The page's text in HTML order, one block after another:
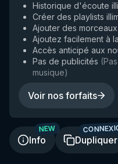
Historique d'écoute
Créer des playlists
Ajouter des
Ajoutez facilement à
Accès anticipé aux
Pas de publicités (
musique)
Voir nos forfaits
Info
NEW
Dupliquer